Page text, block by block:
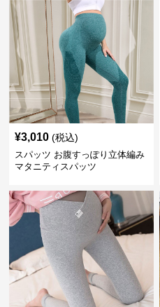
¥3,010 (税込)
スパッツ お腹すっぽり立体編み
マタニティスパッツ